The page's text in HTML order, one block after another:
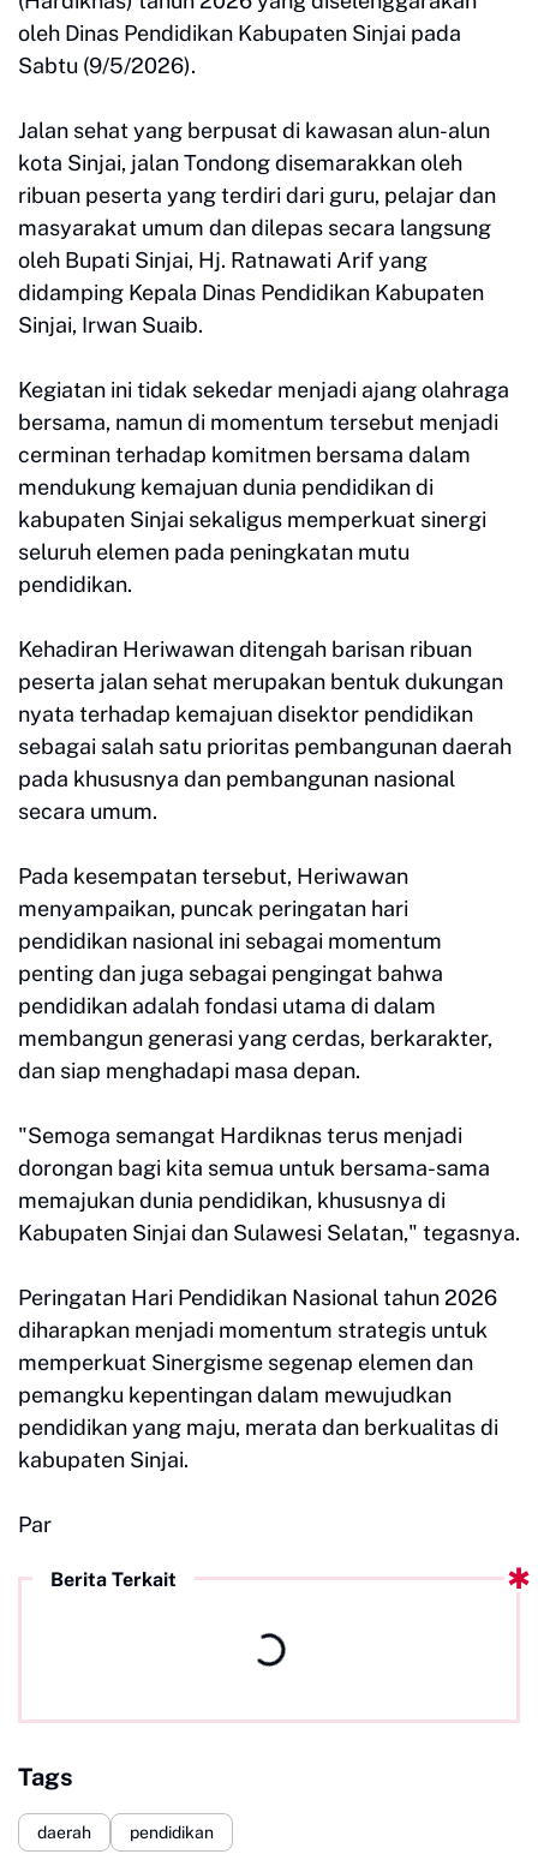
oleh Dinas Pendidikan Kabupaten Sinjai pada
Sabtu (9/5/2026).
Jalan sehat yang berpusat di kawasan alun-alun
kota Sinjai, jalan Tondong disemarakkan oleh
ribuan peserta yang terdiri dari guru, pelajar dan
masyarakat umum dan dilepas secara langsung
oleh Bupati Sinjai, Hj. Ratnawati Arif yang
didamping Kepala Dinas Pendidikan Kabupaten
Sinjai, Irwan Suaib.
Kegiatan ini tidak sekedar menjadi ajang olahraga
bersama, namun di momentum tersebut menjadi
cerminan terhadap komitmen bersama dalam
mendukung kemajuan dunia pendidikan di
kabupaten Sinjai sekaligus memperkuat sinergi
seluruh elemen pada peningkatan mutu
pendidikan.
Kehadiran Heriwawan ditengah barisan ribuan
peserta jalan sehat merupakan bentuk dukungan
nyata terhadap kemajuan disektor pendidikan
sebagai salah satu prioritas pembangunan daerah
pada khususnya dan pembangunan nasional
secara umum.
Pada kesempatan tersebut, Heriwawan
menyampaikan, puncak peringatan hari
pendidikan nasional ini sebagai momentum
penting dan juga sebagai pengingat bahwa
pendidikan adalah fondasi utama di dalam
membangun generasi yang cerdas, berkarakter,
dan siap menghadapi masa depan.
"Semoga semangat Hardiknas terus menjadi
dorongan bagi kita semua untuk bersama-sama
memajukan dunia pendidikan, khususnya di
Kabupaten Sinjai dan Sulawesi Selatan," tegasnya.
Peringatan Hari Pendidikan Nasional tahun 2026
diharapkan menjadi momentum strategis untuk
memperkuat Sinergisme segenap elemen dan
pemangku kepentingan dalam mewujudkan
pendidikan yang maju, merata dan berkualitas di
kabupaten Sinjai.
Par
Berita Terkait
Tags
daerah pendidikan